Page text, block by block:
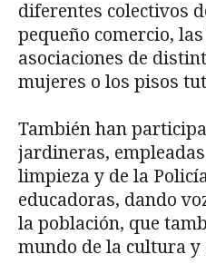
diferentes colectivos
pequeño comercio,
asociaciones de
mujeres o los pisos
También han
jardineras,
limpieza y de la
educadoras, dando
la población, que
mundo de la cultura y